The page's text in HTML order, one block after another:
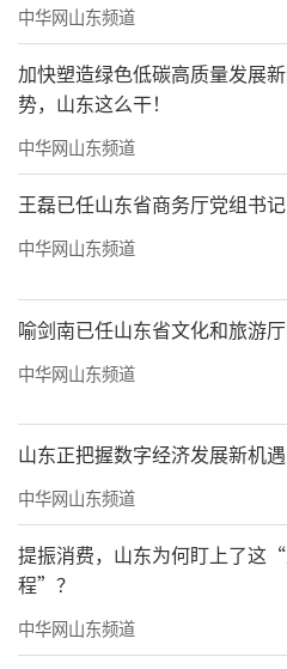
中华网山东频道
加快塑造绿色低碳高质量发展
势，山东这么干！
中华网山东频道
王磊已任山东省商务厅党组书记
中华网山东频道
喻剑南已任山东省文化和旅游
中华网山东频道
山东正把握数字经济发展新机
中华网山东频道
提振消费，山东为何盯上了这
程”？
中华网山东频道